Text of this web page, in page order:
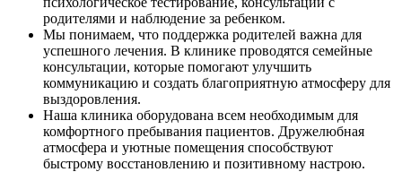
родителями и наблюдение за ребенком.
Мы понимаем, что поддержка родителей важна для
успешного лечения. В клинике проводятся семейные
консультации, которые помогают улучшить
коммуникацию и создать благоприятную атмосферу для
выздоровления.
Наша клиника оборудована всем необходимым для
комфортного пребывания пациентов. Дружелюбная
атмосфера и уютные помещения способствуют
быстрому восстановлению и позитивному настрою.